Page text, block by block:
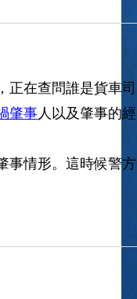
正在查問誰是貨車司
肇事人以及肇事的經
事情形。這時候警方